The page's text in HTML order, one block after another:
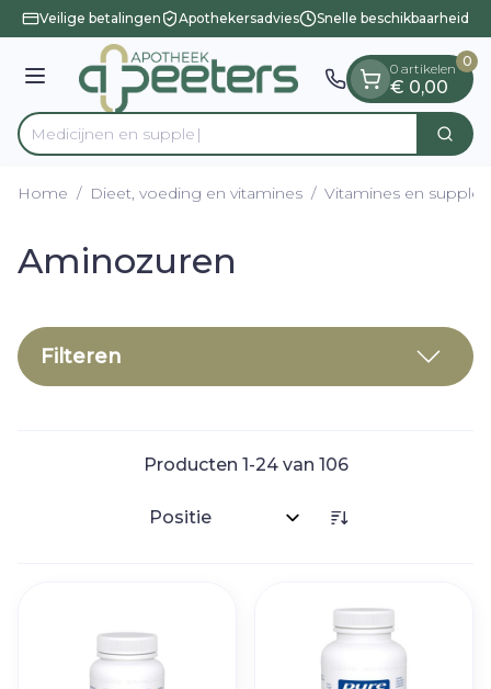
Ga naar de inhoud
1 van 1
Veilige betalingen Apothekersadvies Snelle beschikbaarheid
Menu
Product, merk, categorie...
Medic Zoek
0 artikelen
€ 0,00
0
Home / Dieet, voeding en vitamines / Vitamines en
Aminozuren
Filteren
Producten 1-24van 106
Sorteer op: